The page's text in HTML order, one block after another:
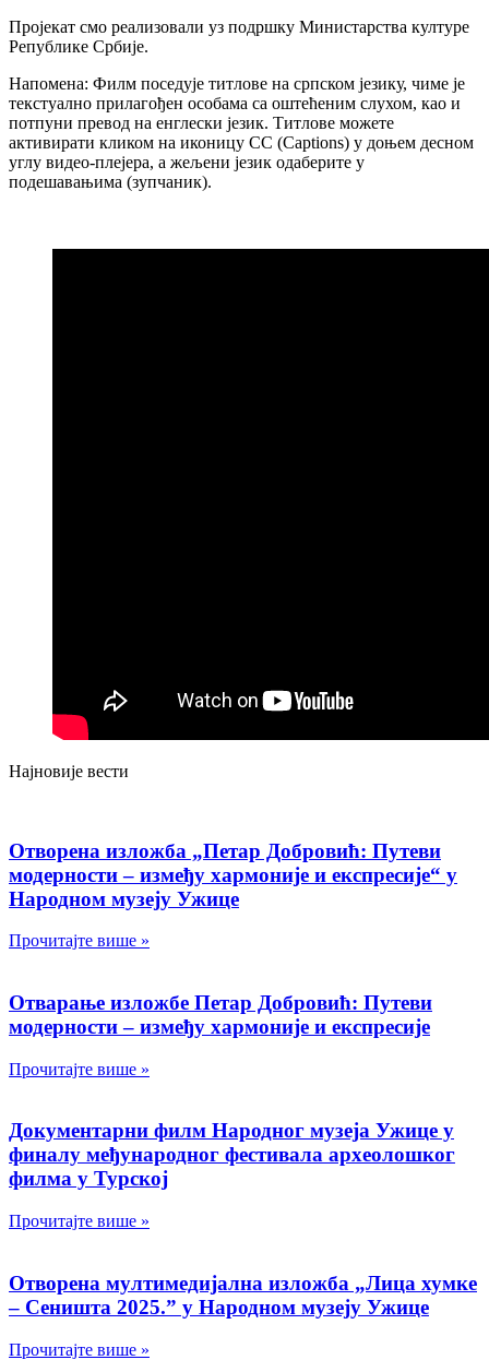
Пројекат смо реализовали уз подршку Министарства културе
Републике Србије.
Напомена: Филм поседује титлове на српском језику, чиме је
текстуално прилагођен особама са оштећеним слухом, као и
потпуни превод на енглески језик. Титлове можете
активирати кликом на иконицу СС (Captions) у доњем десном
углу видео-плејера, а жељени језик одаберите у
подешавањима (зупчаник).
Најновије вести
Отворена изложба „Петар Добровић: Путеви
модерности – између хармоније и експресије“ у
Народном музеју Ужице
Прочитајте више »
Отварање изложбе Петар Добровић: Путеви
модерности – између хармоније и експресије
Прочитајте више »
Документарни филм Народног музеја Ужице у
финалу међународног фестивала археолошког
филма у Турској
Прочитајте више »
Отворена мултимедијална изложба „Лица хумке
– Сеништа 2025.” у Народном музеју Ужице
Прочитајте више »